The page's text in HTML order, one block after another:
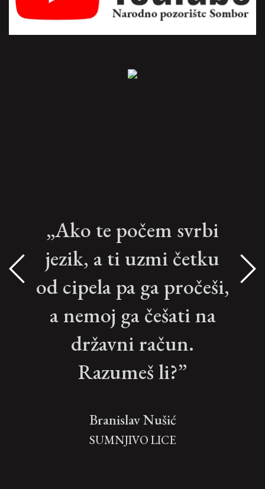
„Ako te počem svrbi
jezik, a ti uzmi četku
od cipela pa ga pročeši,
a nemoj ga češati na
državni račun.
Razumeš li?”
Branislav Nušić
SUMNJIVO LICE